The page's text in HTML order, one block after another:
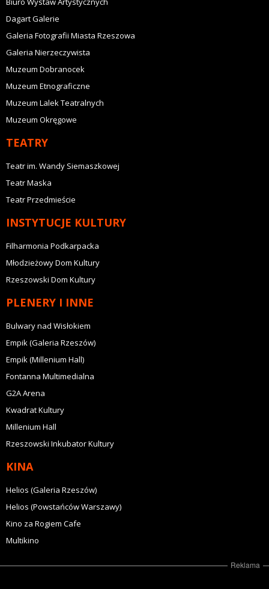
Dagart Galerie
Galeria Fotografii Miasta Rzeszowa
Galeria Nierzeczywista
Muzeum Dobranocek
Muzeum Etnograficzne
Muzeum Lalek Teatralnych
Muzeum Okręgowe
TEATRY
Teatr im. Wandy Siemaszkowej
Teatr Maska
Teatr Przedmieście
INSTYTUCJE KULTURY
Filharmonia Podkarpacka
Młodzieżowy Dom Kultury
Rzeszowski Dom Kultury
PLENERY I INNE
Bulwary nad Wisłokiem
Empik (Galeria Rzeszów)
Empik (Millenium Hall)
Fontanna Multimedialna
G2A Arena
Kwadrat Kultury
Millenium Hall
Rzeszowski Inkubator Kultury
KINA
Helios (Galeria Rzeszów)
Helios (Powstańców Warszawy)
Kino za Rogiem Cafe
Multikino
Reklama